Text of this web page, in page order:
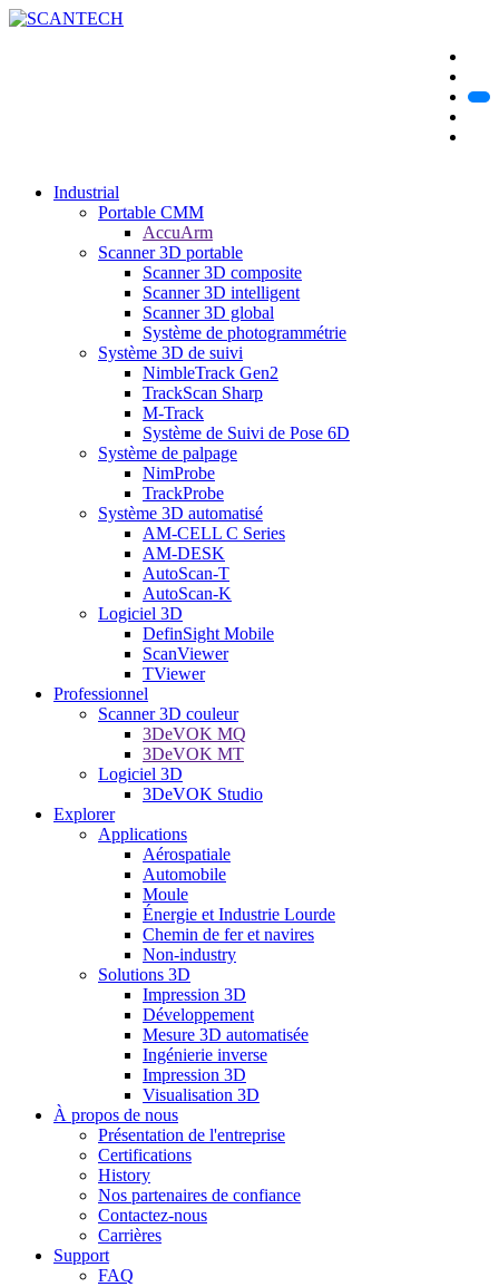
Industrial
Portable CMM
AccuArm
Scanner 3D portable
Scanner 3D composite
Scanner 3D intelligent
Scanner 3D global
Système de photogrammétrie
Système 3D de suivi
NimbleTrack Gen2
TrackScan Sharp
M-Track
Système de Suivi de Pose 6D
Système de palpage
NimProbe
TrackProbe
Système 3D automatisé
AM-CELL C Series
AM-DESK
AutoScan-T
AutoScan-K
Logiciel 3D
DefinSight Mobile
ScanViewer
TViewer
Professionnel
Scanner 3D couleur
3DeVOK MQ
3DeVOK MT
Logiciel 3D
3DeVOK Studio
Explorer
Applications
Aérospatiale
Automobile
Moule
Énergie et Industrie Lourde
Chemin de fer et navires
Non-industry
Solutions 3D
Impression 3D
Développement
Mesure 3D automatisée
Ingénierie inverse
Impression 3D
Visualisation 3D
À propos de nous
Présentation de l'entreprise
Certifications
History
Nos partenaires de confiance
Contactez-nous
Carrières
Support
FAQ